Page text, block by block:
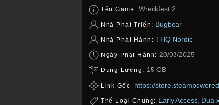
Tên Game: Wreckfest 2
Nhà Phát Triển: Bugbear
Nhà Phát Hành: THQ Nordic
Ngày Phát Hành: 20/03/2025
Dung Lượng: 15 GB
Link Gốc: https://
Thể Loại Chung: Early Access Đua